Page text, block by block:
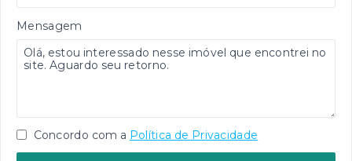
Mensagem
Concordo com a Política de Privacidade